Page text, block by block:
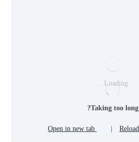
Loading...
Taking too long?